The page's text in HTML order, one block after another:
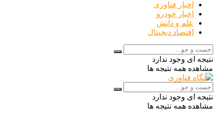
اخبار فناوری
اخبار خودرو
علم و دانش
اقتصاد دیجیتال
نتیجه ای وجود ندارد
مشاهده همه نتیجه ها
نتیجه ای وجود ندارد
مشاهده همه نتیجه ها